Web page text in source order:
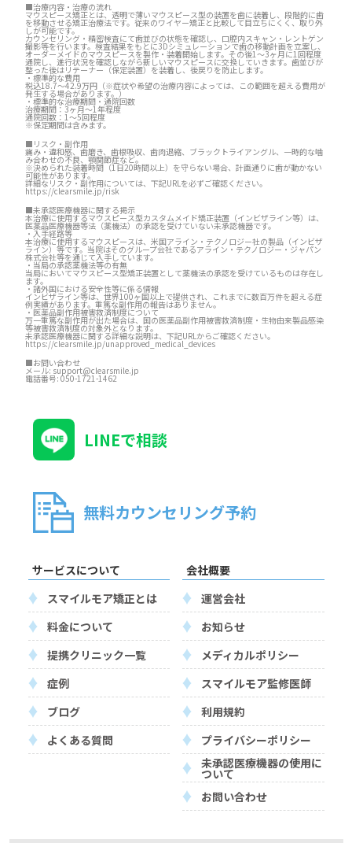
■治療内容・治療の流れ
マウスピース矯正とは、透明で薄いマウスピース型の装置を歯に装着し、段階的に歯
を移動させる矯正治療法です。従来のワイヤー矯正と比較して目立ちにくく、取り外
しが可能です。
カウンセリング・精密検査にて歯並びの状態を確認し、口腔内スキャン・レントゲン
撮影等を行います。検査結果をもとに3Dシミュレーションで歯の移動計画を立案し、
オーダーメイドのマウスピースを製作・装着開始します。その後1～3ヶ月に1回程度
通院し、進行状況を確認しながら新しいマウスピースに交換していきます。歯並びが
整った後はリテーナー（保定装置）を装着し、後戻りを防止します。
・標準的な費用
税込18.7～42.9万円（※症状や希望の治療内容によっては、この範囲を超える費用が
発生する場合があります。）
・標準的な治療期間・通院回数
治療期間：3ヶ月～1年程度
通院回数：1～5回程度
※保定期間は含みます。
■リスク・副作用
痛み・違和感、歯磨き、歯根吸収、歯肉退縮、ブラックトライアングル、一時的な噛
み合わせの不良、顎関節症など。
※決められた装着時間（1日20時間以上）を守らない場合、計画通りに歯が動かない
可能性があります。
詳細なリスク・副作用については、下記URLを必ずご確認ください。
https://clearsmile.jp/risk
■未承認医療機器に関する掲示
本治療に使用するマウスピース型カスタムメイド矯正装置（インビザライン等）は、
医薬品医療機器等法（薬機法）の承認を受けていない未承認機器です。
・入手経路等
本治療に使用するマウスピースは、米国アライン・テクノロジー社の製品（インビザ
ライン）等です。当院はそのグループ会社であるアライン・テクノロジー・ジャパン
株式会社等を通じて入手しています。
・当局の承認薬機法等の有無
当局においてマウスピース型矯正装置として薬機法の承認を受けているものは存在し
ます。
・諸外国における安全性等に係る情報
インビザライン等は、世界100ヶ国以上で提供され、これまでに数百万件を超える症
例実績があります。重篤な副作用の報告はありません。
・医薬品副作用被害救済制度について
万一重篤な副作用が出た場合は、国の医薬品副作用被害救済制度・生物由来製品感染
等被害救済制度の対象外となります。
未承認医療機器に関する詳細な説明は、下記URLからご確認ください。
https://clearsmile.jp/unapproved_medical_devices
■お問い合わせ
メール: support@clearsmile.jp
電話番号: 050-1721-1462
LINEで相談
無料カウンセリング予約
サービスについて
スマイルモア矯正とは
料金について
提携クリニック一覧
症例
ブログ
よくある質問
会社概要
運営会社
お知らせ
メディカルポリシー
スマイルモア監修医師
利用規約
プライバシーポリシー
未承認医療機器の使用に
ついて
お問い合わせ